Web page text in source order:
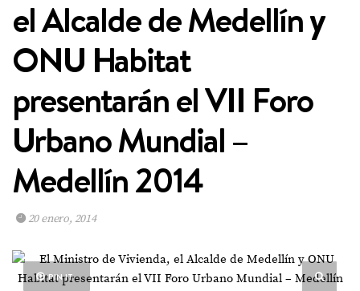
el Alcalde de Medellín y
ONU Habitat
presentarán el VII Foro
Urbano Mundial –
Medellín 2014
20 enero, 2014
PIN IT